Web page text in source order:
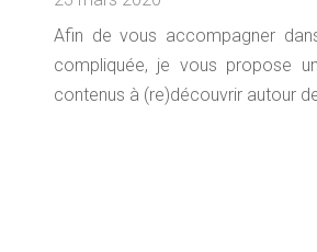
Afin de vous accompagner
compliquée, je vous propose
contenus à (re)découvrir autour